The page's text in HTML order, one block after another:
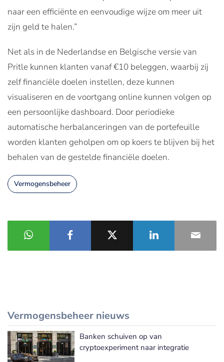
naar een efficiënte en eenvoudige wijze om meer uit
zijn geld te halen.”
Net als in de Nederlandse en Belgische versie van
Pritle kunnen klanten vanaf €10 beleggen, waarbij zij
zelf financiële doelen instellen, deze kunnen
visualiseren en de voortgang online kunnen volgen op
een persoonlijke dashboard. Door periodieke
automatische herbalanceringen van de portefeuille
worden klanten geholpen om op koers te blijven bij het
behalen van de gestelde financiële doelen.
Vermogensbeheer
Vermogensbeheer nieuws
Meer Vermogensbeheer nieuws
Banken schuiven op van
cryptoexperiment naar integratie